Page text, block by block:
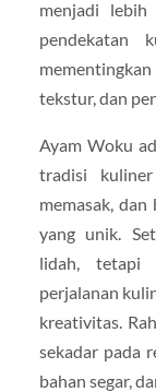
menjadi lebih
pendekatan
tekstur, dan
Ayam Woku
tradisi
memasak,
yang unik.
lidah, tetapi
perjalanan
kreativitas.
sekadar pada
bahan segar,